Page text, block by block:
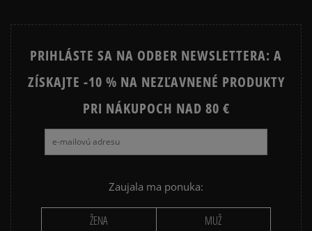
PRIHLÁSTE SA NA ODBER NEWSLETTERA: A
ZÍSKAJTE -10 % NA NEZĽAVNENÉ PRODUKTY
PRI NÁKUPOCH NAD 80 €
Zaujala ma ponuka:
ŽENA MUŽ